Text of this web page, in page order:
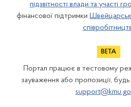
підзвітності влади та участі
фінансової підтримки
Портал працює в тестовому
зауваження або пропозиції,